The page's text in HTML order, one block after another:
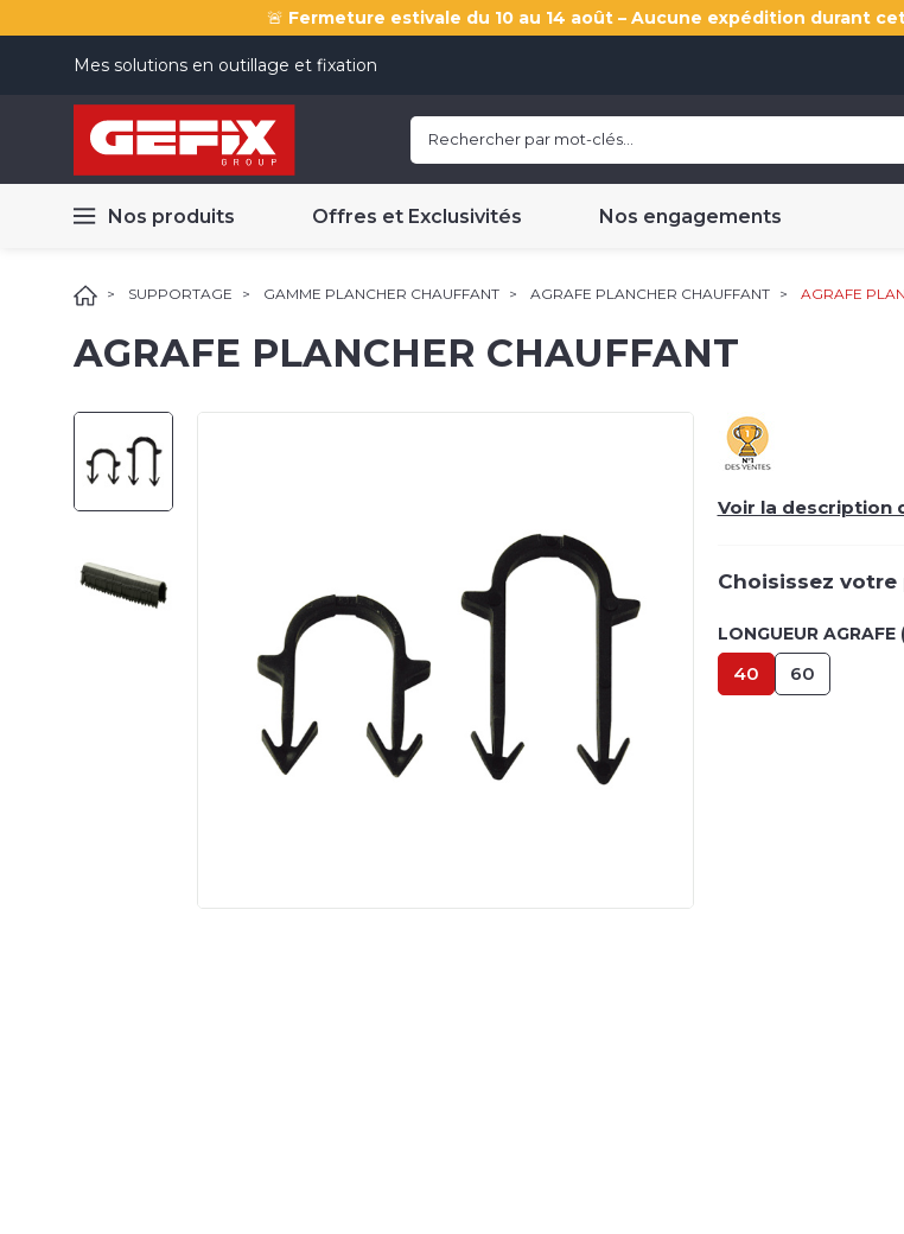
🚨 Fermeture estivale du 10 au 14 août – Aucune expédition durant
Mes solutions en outillage et fixation
Nos produits Offres et Exclusivités Nos engagements
SUPPORTAGE GAMME PLANCHER CHAUFFANT AGRAFE PLANCHER CHAUFFANT AGRAFE
AGRAFE PLANCHER CHAUFFANT
Voir la description
Choisissez
LONGUEUR AGRAFE
40 60